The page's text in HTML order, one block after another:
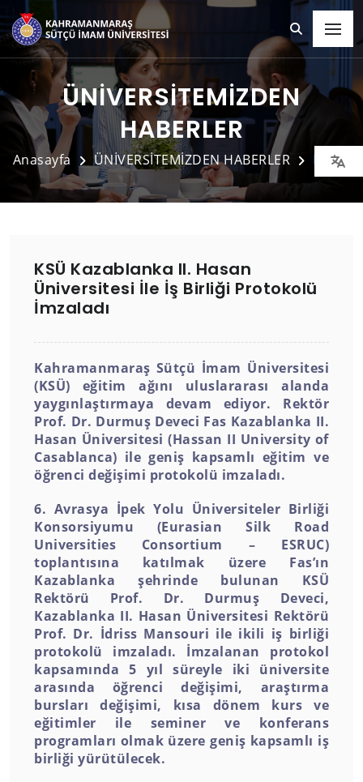
ÜNİVERSİTEMİZDEN
HABERLER
Anasayfa ÜNİVERSİTEMİZDEN HABERLER Detay
KSÜ Kazablanka II. Hasan
Üniversitesi İle İş Birliği Protokolü
İmzaladı
Kahramanmaraş Sütçü İmam Üniversitesi
(KSÜ) eğitim ağını uluslararası alanda
yaygınlaştırmaya devam ediyor. Rektör
Prof. Dr. Durmuş Deveci Fas Kazablanka II.
Hasan Üniversitesi (Hassan II University of
Casablanca) ile geniş kapsamlı eğitim ve
öğrenci değişimi protokolü imzaladı.
6. Avrasya İpek Yolu Üniversiteler Birliği
Konsorsiyumu (Eurasian Silk Road
Universities Consortium – ESRUC)
toplantısına katılmak üzere Fas’ın
Kazablanka şehrinde bulunan KSÜ
Rektörü Prof. Dr. Durmuş Deveci,
Kazablanka II. Hasan Üniversitesi Rektörü
Prof. Dr. İdriss Mansouri ile ikili iş birliği
protokolü imzaladı. İmzalanan protokol
kapsamında 5 yıl süreyle iki üniversite
arasında öğrenci değişimi, araştırma
bursları değişimi, kısa dönem kurs ve
eğitimler ile seminer ve konferans
programları olmak üzere geniş kapsamlı iş
birliği yürütülecek.